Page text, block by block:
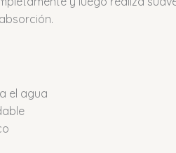
el agua